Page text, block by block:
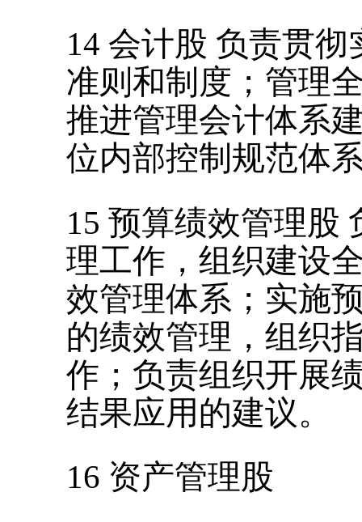
14 会计股 负责贯彻
准则和制度；管理
推进管理会计体系
位内部控制规范体
15 预算绩效管理股
理工作，组织建设
效管理体系；实施
的绩效管理，组织
作；负责组织开展
结果应用的建议。
16 资产管理股